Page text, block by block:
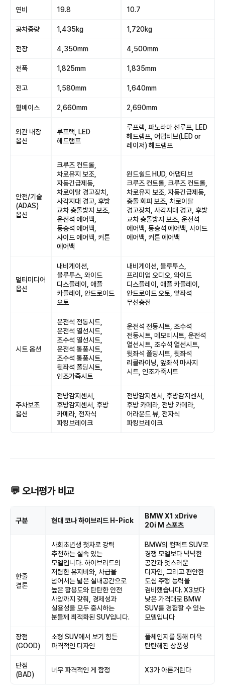
연비 19.8 10.7
공차중량 1,435kg 1,720kg
전장 4,350mm 4,500mm
전폭 1,825mm 1,835mm
전고 1,580mm 1,640mm
휠베이스 2,660mm 2,690mm
외관 내장
옵션
루프랙, LED
헤드램프
루프랙, 파노라마 선루프, LED
헤드램프, 어댑티브(LED or
레이저) 헤드램프
안전/기술
(ADAS)
옵션
크루즈 컨트롤,
차로유지 보조,
자동긴급제동,
차로이탈 경고장치,
사각지대 경고, 후방
교차 충돌방지 보조,
운전석 에어백,
동승석 에어백,
사이드 에어백, 커튼
에어백
윈드쉴드 HUD, 어댑티브
크루즈 컨트롤, 크루즈 컨트롤,
차로유지 보조, 자동긴급제동,
충돌 회피 보조, 차로이탈
경고장치, 사각지대 경고, 후방
교차 충돌방지 보조, 운전석
에어백, 동승석 에어백, 사이드
에어백, 커튼 에어백
멀티미디어
옵션
내비게이션,
블루투스, 와이드
디스플레이, 애플
카플레이, 안드로이드
오토
내비게이션, 블루투스,
프리미엄 오디오, 와이드
디스플레이, 애플 카플레이,
안드로이드 오토, 앞좌석
무선충전
시트 옵션
운전석 전동시트,
운전석 열선시트,
조수석 열선시트,
운전석 통풍시트,
조수석 통풍시트,
뒷좌석 폴딩시트,
인조가죽시트
운전석 전동시트, 조수석
전동시트, 메모리시트, 운전석
열선시트, 조수석 열선시트,
뒷좌석 폴딩시트, 뒷좌석
리클라이닝, 앞좌석 마사지
시트, 인조가죽시트
주차보조
옵션
전방감지센서,
후방감지센서, 후방
카메라, 전자식
파킹브레이크
전방감지센서, 후방감지센서,
후방 카메라, 전방 카메라,
어라운드 뷰, 전자식
파킹브레이크
💬 오너평가 비교
구분 현대 코나 하이브리드 H-Pick
BMW X1 xDrive
20i M 스포츠
한줄
결론
사회초년생 첫차로 강력
추천하는 실속 있는
모델입니다. 하이브리드의
저렴한 유지비와, 차급을
넘어서는 넓은 실내공간으로
높은 활용도와 탄탄한 안전
사양까지 갖춰, 경제성과
실용성을 모두 중시하는
분들께 최적화된 SUV입니다.
BMW의 컴팩트 SUV로
경쟁 모델보다 넉넉한
공간과 멋스러운
디자인, 그리고 편안한
도심 주행 능력을
겸비했습니다. X3보다
낮은 가격대로 BMW
SUV를 경험할 수 있는
모델입니다
장점
(GOOD)
소형 SUV에서 보기 힘든
파격적인 디자인
풀체인지를 통해 더욱
탄탄해진 상품성
단점
(BAD)
너무 파격적인 게 함정 X3가 아른거린다